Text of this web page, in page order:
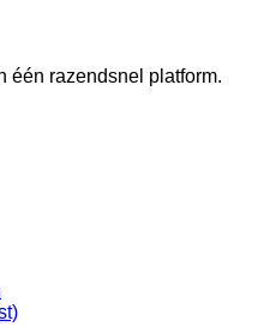
één razendsnel platform.